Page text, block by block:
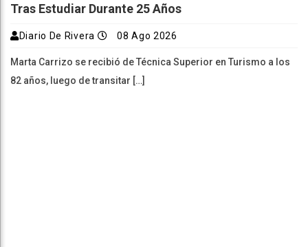
Tras Estudiar Durante 25 Años
Diario De Rivera 08 Ago 2026
Marta Carrizo se recibió de Técnica Superior en Turismo a los
82 años, luego de transitar […]